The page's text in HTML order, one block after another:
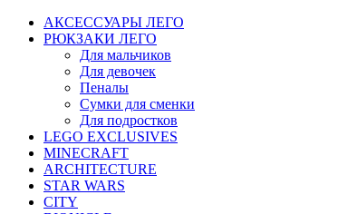
АКСЕССУАРЫ ЛЕГО
РЮКЗАКИ ЛЕГО
Для мальчиков
Для девочек
Пеналы
Сумки для сменки
Для подростков
LEGO EXCLUSIVES
MINECRAFT
ARCHITECTURE
STAR WARS
CITY